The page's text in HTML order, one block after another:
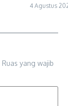
4 Agustus
Ruas yang wajib